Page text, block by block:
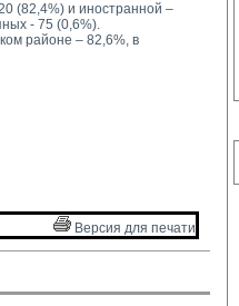
(82,4%) и иностранной –
- 75 (0,6%).
районе – 82,6%, в
Версия для печати